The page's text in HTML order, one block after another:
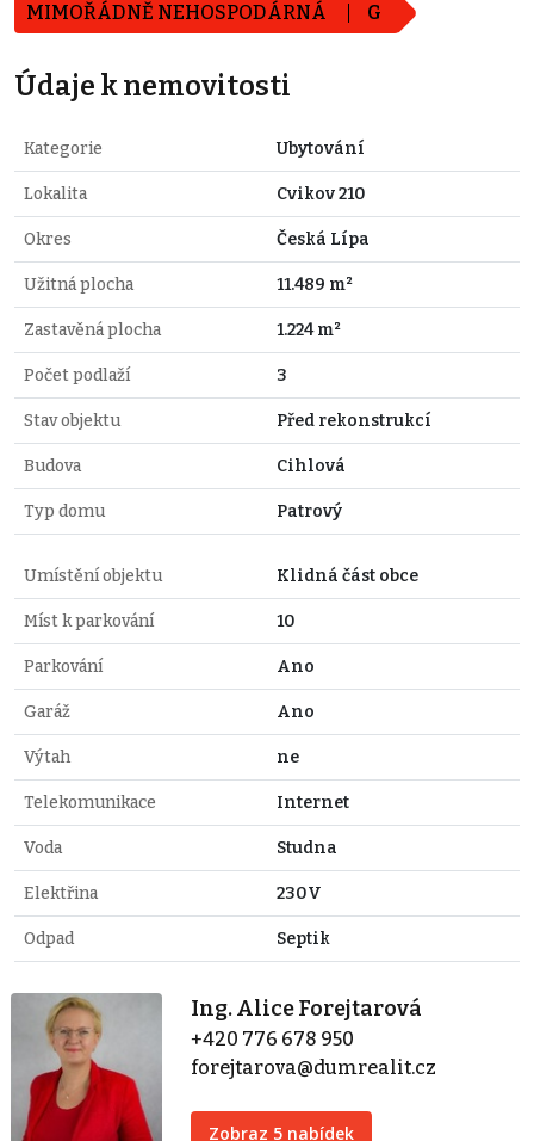
MIMOŘÁDNĚ NEHOSPODÁRNÁ G
Údaje k nemovitosti
Kategorie Ubytování
Lokalita Cvikov 210
Okres Česká Lípa
Užitná plocha 11.489 m²
Zastavěná plocha 1.224 m²
Počet podlaží 3
Stav objektu Před rekonstrukcí
Budova Cihlová
Typ domu Patrový
Umístění objektu Klidná část obce
Míst k parkování 10
Parkování Ano
Garáž Ano
Výtah ne
Telekomunikace Internet
Voda Studna
Elektřina 230V
Odpad Septik
Ing. Alice Forejtarová
+420 776 678 950
forejtarova@dumrealit.cz
Zobraz 5 nabídek